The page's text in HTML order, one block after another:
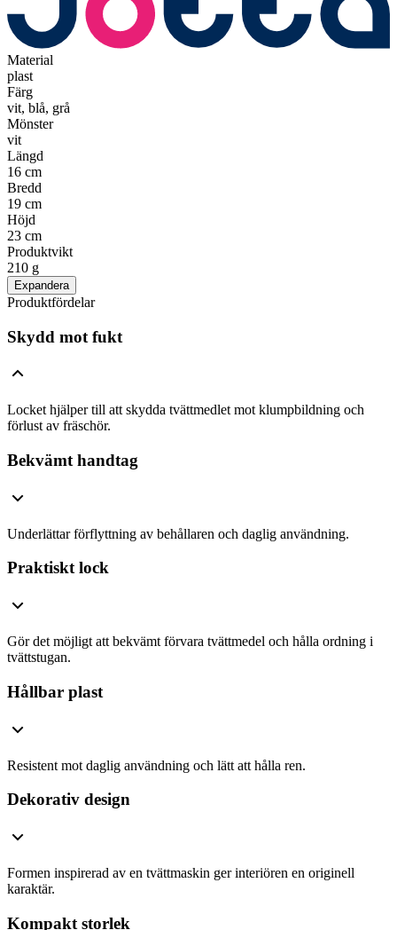
Material
plast
Färg
vit, blå, grå
Mönster
vit
Längd
16 cm
Bredd
19 cm
Höjd
23 cm
Produktvikt
210 g
Expandera
Produktfördelar
Skydd mot fukt
Locket hjälper till att skydda tvättmedlet mot klumpbildning och
förlust av fräschör.
Bekvämt handtag
Underlättar förflyttning av behållaren och daglig användning.
Praktiskt lock
Gör det möjligt att bekvämt förvara tvättmedel och hålla ordning i
tvättstugan.
Hållbar plast
Resistent mot daglig användning och lätt att hålla ren.
Dekorativ design
Formen inspirerad av en tvättmaskin ger interiören en originell
karaktär.
Kompakt storlek